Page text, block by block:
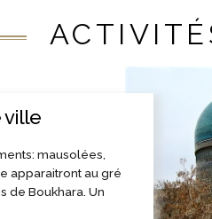
ville
mausolées,
apparaitront au gré
de Boukhara. Un